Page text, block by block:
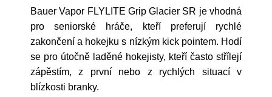
Bauer Vapor FLYLITE Grip Glacier SR je vhodná
pro seniorské hráče, kteří preferují rychlé
zakončení a hokejku s nízkým kick pointem. Hodí
se pro útočně laděné hokejisty, kteří často střílejí
zápěstím, z první nebo z rychlých situací v
blízkosti branky.